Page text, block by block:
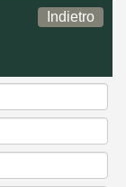
Indietro